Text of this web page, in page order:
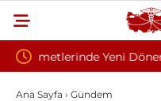
Sivilce Sandı,
Dikişle Uyandı
Ana Sayfa › Gündem